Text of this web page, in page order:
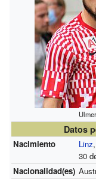
Datos
Nacimiento Linz,
30
Nacionalidad(es)